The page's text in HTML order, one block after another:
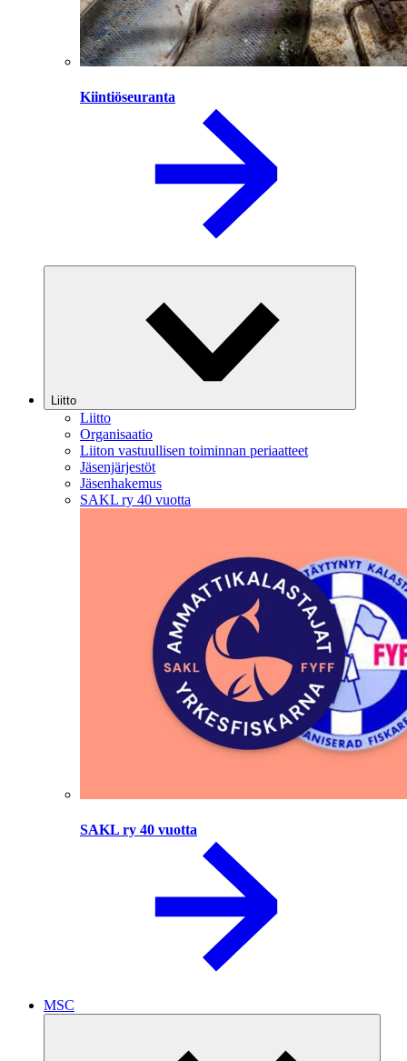
Kiintiöseuranta
Liitto
Liitto
Organisaatio
Liiton vastuullisen toiminnan periaatteet
Jäsenjärjestöt
Jäsenhakemus
SAKL ry 40 vuotta
SAKL ry 40 vuotta
MSC